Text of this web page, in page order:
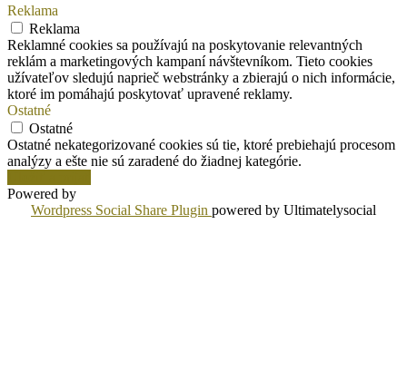
Reklama
Reklama
Reklamné cookies sa používajú na poskytovanie relevantných
reklám a marketingových kampaní návštevníkom. Tieto cookies
užívateľov sledujú naprieč webstránky a zbierajú o nich informácie,
ktoré im pomáhajú poskytovať upravené reklamy.
Ostatné
Ostatné
Ostatné nekategorizované cookies sú tie, ktoré prebiehajú procesom
analýzy a ešte nie sú zaradené do žiadnej kategórie.
Powered by
Wordpress Social Share Plugin powered by Ultimatelysocial